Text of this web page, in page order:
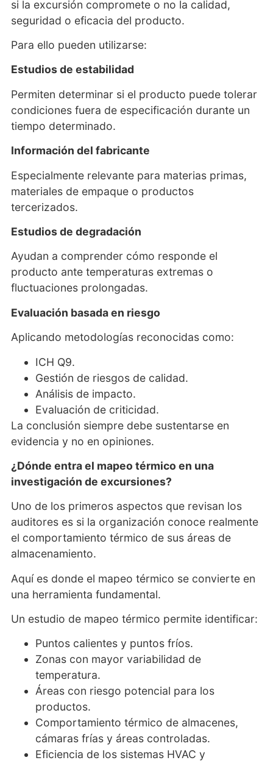
si la excursión compromete o no la calidad,
seguridad o eficacia del producto.
Para ello pueden utilizarse:
Estudios de estabilidad
Permiten determinar si el producto puede tolerar
condiciones fuera de especificación durante un
tiempo determinado.
Información del fabricante
Especialmente relevante para materias primas,
materiales de empaque o productos
tercerizados.
Estudios de degradación
Ayudan a comprender cómo responde el
producto ante temperaturas extremas o
fluctuaciones prolongadas.
Evaluación basada en riesgo
Aplicando metodologías reconocidas como:
ICH Q9.
Gestión de riesgos de calidad.
Análisis de impacto.
Evaluación de criticidad.
La conclusión siempre debe sustentarse en
evidencia y no en opiniones.
¿Dónde entra el mapeo térmico en una
investigación de excursiones?
Uno de los primeros aspectos que revisan los
auditores es si la organización conoce realmente
el comportamiento térmico de sus áreas de
almacenamiento.
Aquí es donde el mapeo térmico se convierte en
una herramienta fundamental.
Un estudio de mapeo térmico permite identificar:
Puntos calientes y puntos fríos.
Zonas con mayor variabilidad de
temperatura.
Áreas con riesgo potencial para los
productos.
Comportamiento térmico de almacenes,
cámaras frías y áreas controladas.
Eficiencia de los sistemas HVAC y